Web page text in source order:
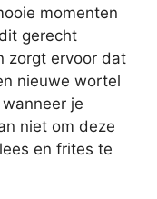
momenten
gerecht
zorgt ervoor dat
nieuwe wortel
je
niet om deze
en frites te